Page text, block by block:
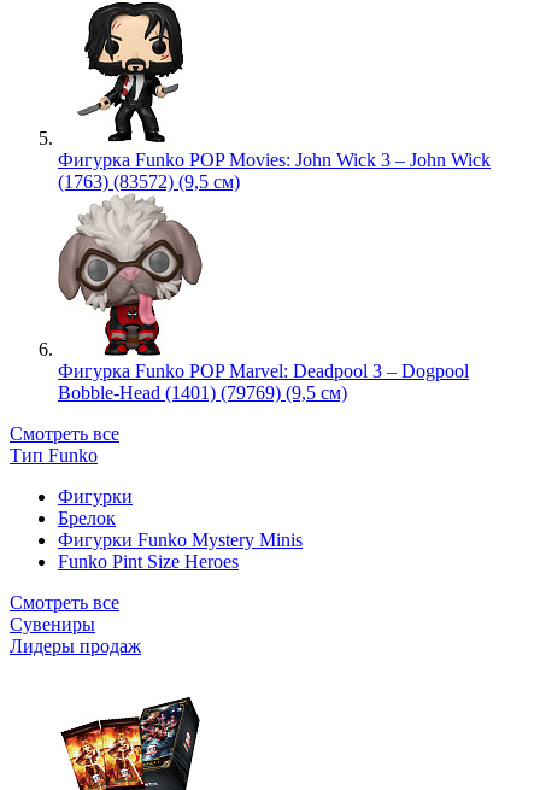
Фигурка Funko POP Movies: John Wick 3 – John Wick
(1763) (83572) (9,5 см)
Фигурка Funko POP Marvel: Deadpool 3 – Dogpool
Bobble-Head (1401) (79769) (9,5 см)
Смотреть все
Тип Funko
Фигурки
Брелок
Фигурки Funko Mystery Minis
Funko Pint Size Heroes
Смотреть все
Сувениры
Лидеры продаж